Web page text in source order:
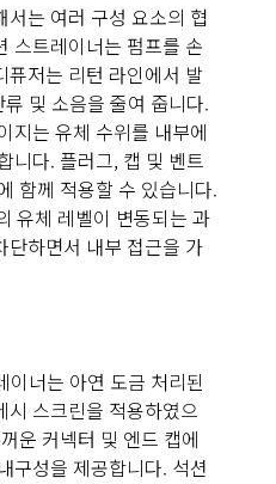
는 여러 구성 요소의 협
스트레이너는 펌프를 손
퓨저는 리턴 라인에서 발
및 소음을 줄여 줍니다.
지는 유체 수위를 내부에
니다. 플러그, 캡 및 벤트
함께 적용할 수 있습니다.
유체 레벨이 변동되는 과
단하면서 내부 접근을 가
너는 아연 도금 처리된
시 스크린을 적용하였으
운 커넥터 및 엔드 캡에
구성을 제공합니다. 석션